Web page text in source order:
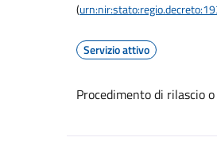
(
Servizio attivo
Procedimento di rilascio